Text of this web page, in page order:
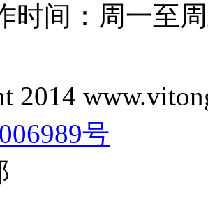
时间：周一至
2014
号